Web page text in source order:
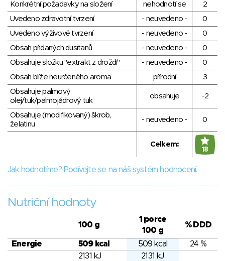
Konkrétní požadavky na složení nehodnotí se
2
Uvedeno zdravotní tvrzení
- neuvedeno -
0
Uvedeno výživové tvrzení
- neuvedeno -
0
Obsah přidaných dusitanů
- neuvedeno -
0
Obsahuje složku "extrakt z droždí"
- neuvedeno -
0
Obsah blíže neurčeného aroma
přírodní
3
Obsahuje palmový
olej/tuk/palmojádrový tuk
obsahuje -2
Obsahuje (modifikovaný) škrob,
želatinu
- neuvedeno - 0
Celkem:
18
Jak hodnotíme? Podívejte se na náš systém hodnocení.
Nutriční hodnoty
100 g
1 porce
100 g
% DDD
Energie 509 kcal 509 kcal
24 %
2131 kJ
2131 kJ